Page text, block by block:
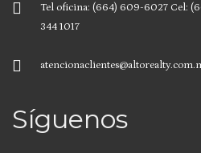
Tel oficina: (664) 609-6027 Cel:
344 1017
Síguenos